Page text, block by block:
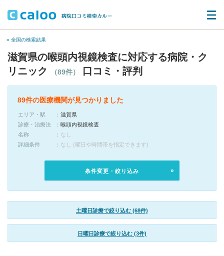
« 全国の検索結果
滋賀県の喉頭内視鏡検査に対応する病院・ク
リニック
（89件） 口コミ・評判
89件の医療機関が見つかりました
エリア・駅
滋賀県
診療・治療法
喉頭内視鏡検査
名称
なし
詳細条件
なし (曜日や時間帯を指定できます)
条件変更・絞り込み
土曜日診療で絞り込む (68件)
日曜日診療で絞り込む (3件)